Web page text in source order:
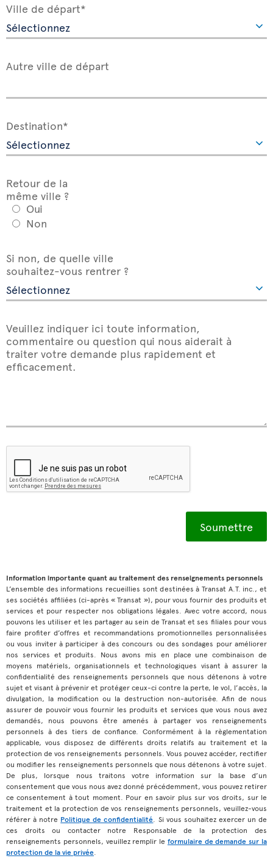
Ville de départ*
Autre ville de départ
Destination*
Retour de la
même ville ?
Oui
Non
Si non, de quelle ville
souhaitez-vous rentrer ?
Veuillez indiquer ici toute information,
commentaire ou question qui nous aiderait à
traiter votre demande plus rapidement et
efficacement.
Information importante quant au traitement des renseignements personnels
L’ensemble des informations recueillies sont destinées à Transat A.T. inc., et
ses sociétés affiliées (ci-après « Transat »), pour vous fournir des produits et
services et pour respecter nos obligations légales. Avec votre accord, nous
pouvons les utiliser et les partager au sein de Transat et ses filiales pour vous
faire profiter d’offres et recommandations promotionnelles personnalisées
ou vous inviter à participer à des concours ou des sondages pour améliorer
nos services et produits. Nous avons mis en place une combinaison de
moyens matériels, organisationnels et technologiques visant à assurer la
confidentialité des renseignements personnels que nous détenons à votre
sujet et visant à prévenir et protéger ceux-ci contre la perte, le vol, l’accès, la
divulgation, la modification ou la destruction non-autorisée. Afin de nous
assurer de pouvoir vous fournir les produits et services que vous nous avez
demandés, nous pouvons être amenés à partager vos renseignements
personnels à des tiers de confiance. Conformément à la règlementation
applicable, vous disposez de différents droits relatifs au traitement et la
protection de vos renseignements personnels. Vous pouvez accéder, rectifier
ou modifier les renseignements personnels que nous détenons à votre sujet.
De plus, lorsque nous traitons votre information sur la base d’un
consentement que vous nous avez donné précédemment, vous pouvez retirer
ce consentement à tout moment. Pour en savoir plus sur vos droits, sur le
traitement et la protection de vos renseignements personnels, veuillez-vous
référer à notre Politique de confidentialité . Si vous souhaitez exercer un de
ces droits ou contacter notre Responsable de la protection des
renseignements personnels, veuillez remplir le formulaire de demande sur la
protection de la vie privée